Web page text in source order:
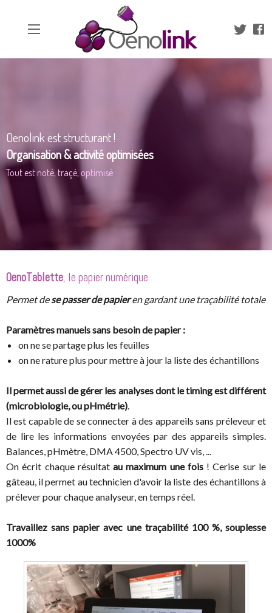
Oenolink optimise votre organisation |
Oenolink est structurant !
Organisation & activité optimisées
Tout est noté, traçé, optimisé
OenoTablette, le papier numérique
Permet dese passer de papieren gardant une traçabilité totale
Paramètres manuels sans besoin de papier :
on ne se partage plus les feuilles
on ne rature plus pour mettre à jour la liste des échantillons
Il permet aussi de gérer les analyses dont le timing est différent
(microbiologie, ou pHmétrie).
Il est capable de se connecter à des appareils sans préleveur et
de lire les informations envoyées par des appareils simples.
Balances, pHmètre, DMA 4500, Spectro UV vis, ...
On écrit chaque résultatau maximum une fois! Cerise sur le
gâteau, il permet au technicien d'avoir la liste des échantillons à
prélever pour chaque analyseur, en temps réel.
Travaillez sans papier avec une traçabilité 100 %, souplesse
1000%